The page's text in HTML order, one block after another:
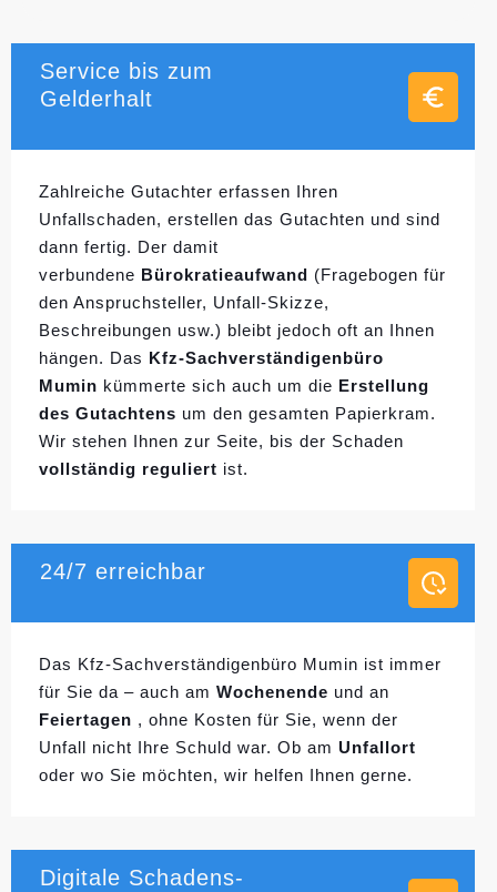
Service bis zum
Gelderhalt
Zahlreiche Gutachter erfassen Ihren
Unfallschaden, erstellen das Gutachten und sind
dann fertig. Der damit
verbundene Bürokratieaufwand (Fragebogen für
den Anspruchsteller, Unfall-Skizze,
Beschreibungen usw.) bleibt jedoch oft an Ihnen
hängen. Das Kfz-Sachverständigenbüro
Mumin kümmerte sich auch um die Erstellung
des Gutachtens um den gesamten Papierkram.
Wir stehen Ihnen zur Seite, bis der Schaden
vollständig reguliert ist.
24/7 erreichbar
Das Kfz-Sachverständigenbüro Mumin ist immer
für Sie da – auch am Wochenende und an
Feiertagen , ohne Kosten für Sie, wenn der
Unfall nicht Ihre Schuld war. Ob am Unfallort
oder wo Sie möchten, wir helfen Ihnen gerne.
Digitale Schadens-